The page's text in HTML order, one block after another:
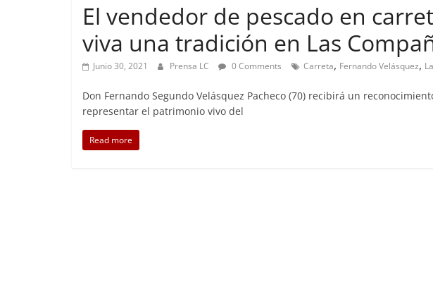
El vendedor de pescado en
viva una tradición en Las
Junio 30, 2021 Prensa LC 0 Comments Carreta, Fernando Velásquez,
Don Fernando Segundo Velásquez Pacheco (70) recibirá un
representar el patrimonio vivo del
Read more
Foco Vecinal
Preocupa abandono
Abril 26, 2019 Prensa LC 0